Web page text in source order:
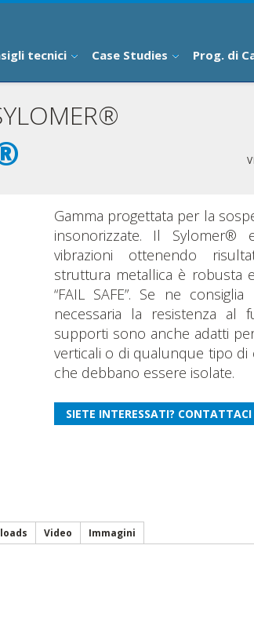
tecnici Case Studies Prog. di
Gamma progettata per la
insonorizzate. Il Sylomer®
vibrazioni ottenendo
struttura metallica è robusta
“FAIL SAFE”. Se ne
necessaria la resistenza al
supporti sono anche adatti
verticali o di qualunque tipo
che debbano essere isolate.
Video Immagini